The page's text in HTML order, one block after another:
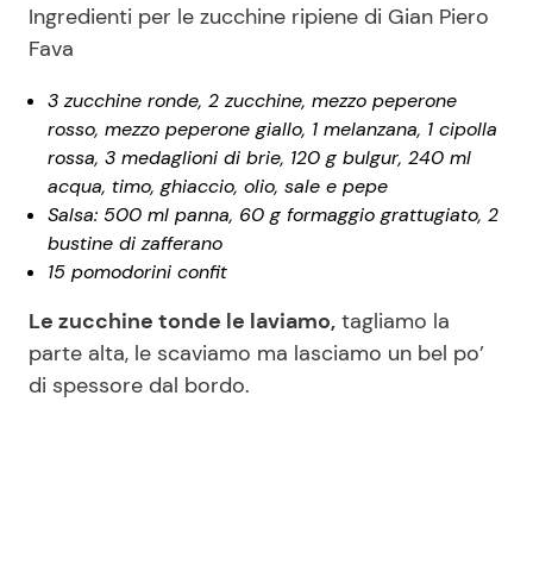
Ingredienti per le zucchine ripiene di Gian Piero
Fava
3 zucchine ronde, 2 zucchine, mezzo peperone
rosso, mezzo peperone giallo, 1 melanzana, 1 cipolla
rossa, 3 medaglioni di brie, 120 g bulgur, 240 ml
acqua, timo, ghiaccio, olio, sale e pepe
Salsa: 500 ml panna, 60 g formaggio grattugiato, 2
bustine di zafferano
15 pomodorini confit
Le zucchine tonde le laviamo, tagliamo la
parte alta, le scaviamo ma lasciamo un bel po’
di spessore dal bordo.